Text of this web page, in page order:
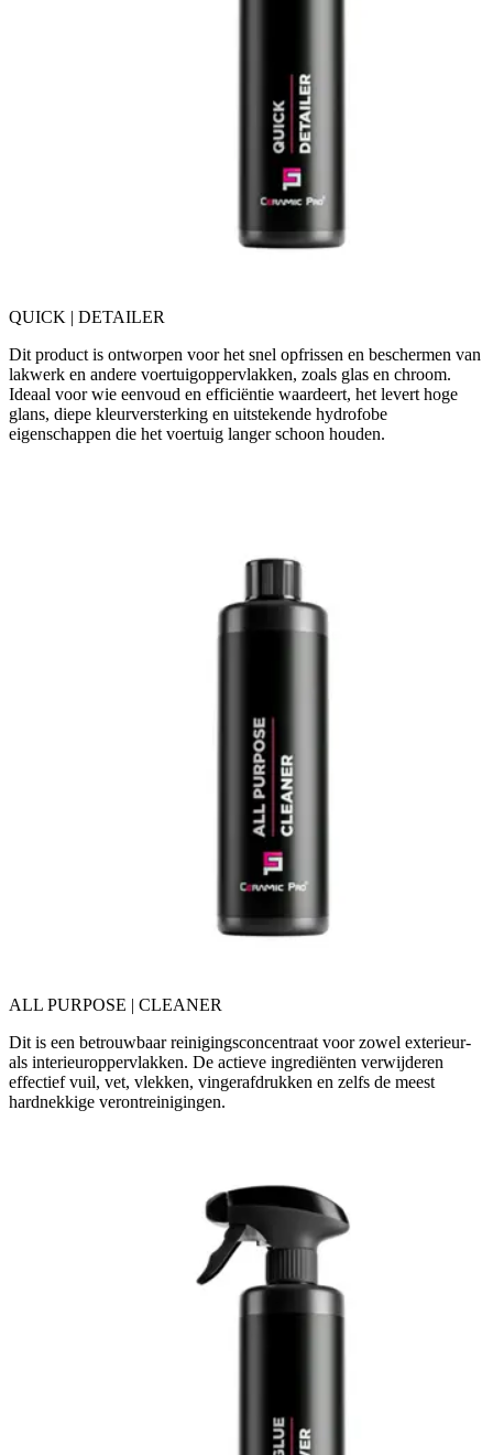
QUICK | DETAILER
Dit product is ontworpen voor het snel opfrissen en beschermen van
lakwerk en andere voertuigoppervlakken, zoals glas en chroom.
Ideaal voor wie eenvoud en efficiëntie waardeert, het levert hoge
glans, diepe kleurversterking en uitstekende hydrofobe
eigenschappen die het voertuig langer schoon houden.
ALL PURPOSE | CLEANER
Dit is een betrouwbaar reinigingsconcentraat voor zowel exterieur-
als interieuroppervlakken. De actieve ingrediënten verwijderen
effectief vuil, vet, vlekken, vingerafdrukken en zelfs de meest
hardnekkige verontreinigingen.